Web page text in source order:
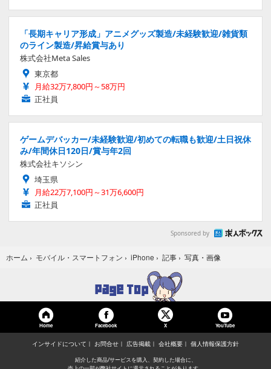
「長期キャリア形成」アニメグッズ製造/未経験歓迎/雑貨類
のライン製造/昇給賞与あり
株式会社Meta Sales
東京都
月給32万7,800円～58万円
正社員
ゲームデバッカー/未経験歓迎/初めての転職も歓迎/土日祝休
み/年間休日120日/賞与年2回
株式会社キソシン
埼玉県
月給22万7,100円～31万6,600円
正社員
Sponsored by
ホーム › モバイル・スマートフォン › iPhone › 記事 › 写真・画像
Home Facebook X YouTube
インサイドについて お問合せ 広告掲載 会社概要 個人情報保護方針
紹介した商品/サービスを購入、契約した場合に、